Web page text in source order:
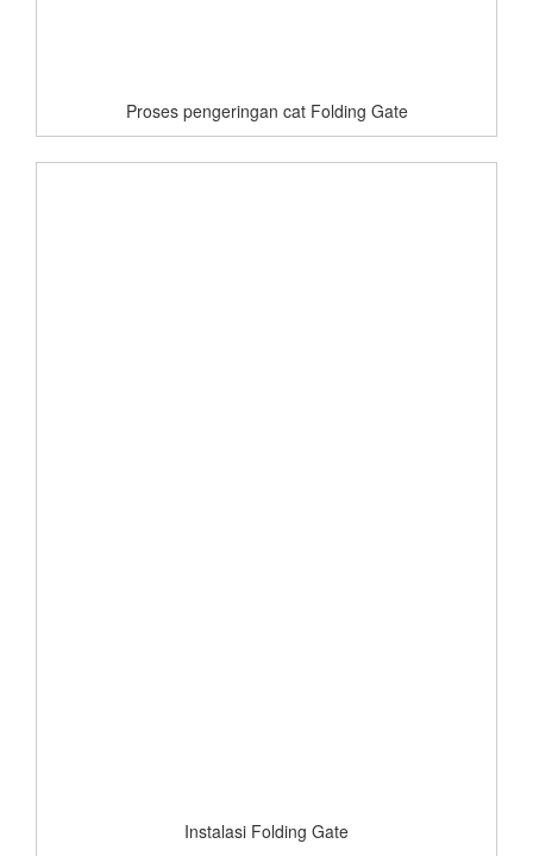
Proses pengeringan cat Folding Gate
Instalasi Folding Gate